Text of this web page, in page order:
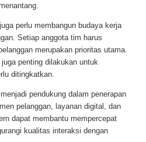
perlu membangun budaya kerja
Setiap anggota tim harus
merupakan prioritas utama.
penting dilakukan untuk
ditingkatkan.
pendukung dalam penerapan
pelanggan, layanan digital, dan
dapat membantu mempercepat
kualitas interaksi dengan